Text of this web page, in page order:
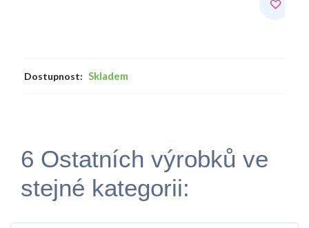
Dostupnost: Skladem
6 Ostatních výrobků ve
stejné kategorii: